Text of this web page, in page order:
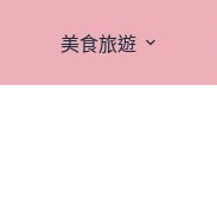
美食旅遊